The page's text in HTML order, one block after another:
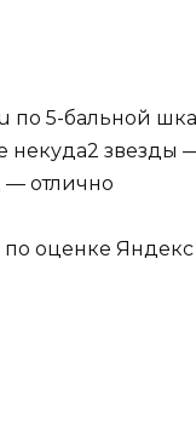
5-бальной
некуда2
— отлично
по оценке